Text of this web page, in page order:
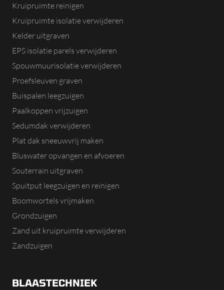
Kruipruimte reinigen
Kruipruimte isolatie verwijderen
Kelder uitgraven
EPS isolatie parels verwijderen
Spouwmuurisolatie verwijderen
Proefsleuven graven
Buispalen leegzuigen
Paalkoppen vrijzuigen
Sedumdak verwijderen
Plat dak sneeuwvrij maken
Bluswater opvangen en afvoeren
Souterrain uitgraven
Spuitput leegzuigen en reinigen
Boomwortels vrijmaken
Grondzuigen
Zand uit kruipruimte verwijderen
Zandzuigen
BLAASTECHNIEK